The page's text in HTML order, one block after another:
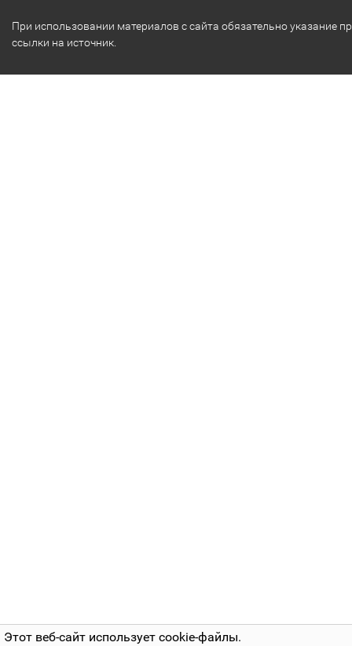
Этот веб-сайт использует cookie-файлы.
При использовании материалов с сайта обязательно указание
ссылки на источник.